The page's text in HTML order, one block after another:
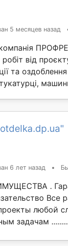
5 месяцев назад
компанія
робіт від
та
6 лет назад •
.
Все
любой
задачам